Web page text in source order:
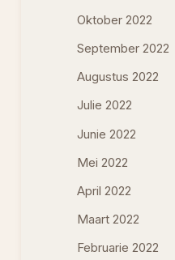
Oktober 2022
September 2022
Augustus 2022
Julie 2022
Junie 2022
Mei 2022
April 2022
Maart 2022
Februarie 2022